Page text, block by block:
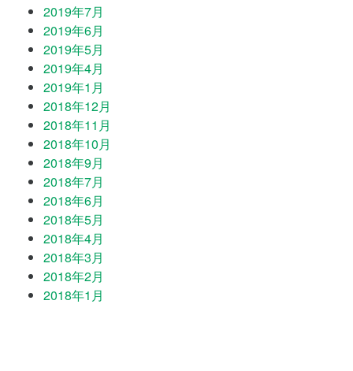
2019年7月
2019年6月
2019年5月
2019年4月
2019年1月
2018年12月
2018年11月
2018年10月
2018年9月
2018年7月
2018年6月
2018年5月
2018年4月
2018年3月
2018年2月
2018年1月